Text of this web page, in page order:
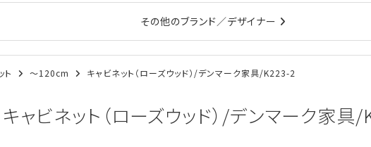
その他のブランド／デザイナー
ト ～120cm キャビネット（ローズウッド）/デンマーク家具/K223-2
キャビネット（ローズウッド）/デンマーク家具